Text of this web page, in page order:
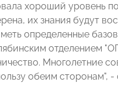
хороший уровень
их знания будут
определенные
Многолетние
обеим сторонам",